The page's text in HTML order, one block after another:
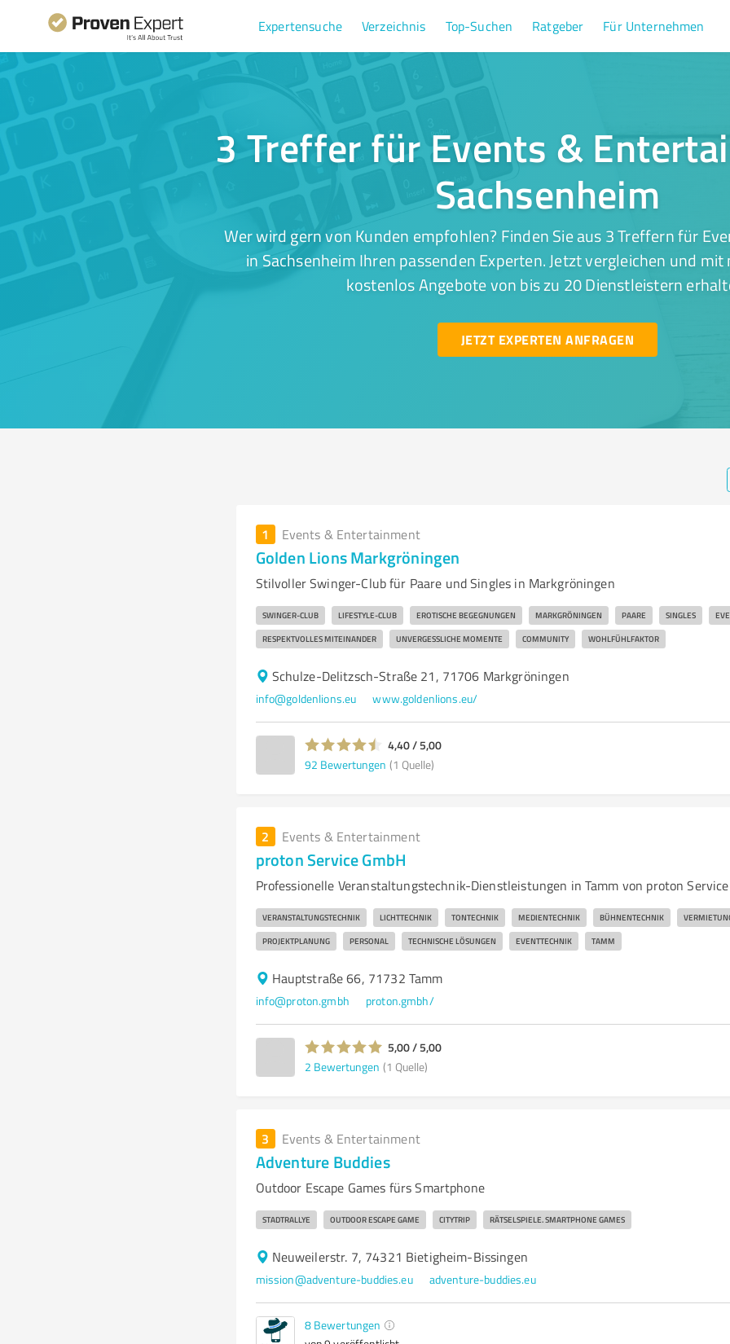
Expertensuche Verzeichnis Top-Suchen Ratgeber Für Unternehmen
3 Treffer für Events &
Sachsenheim
Wer wird gern von Kunden empfohlen? Finden Sie aus 3 Treffern für
in Sachsenheim Ihren passenden Experten. Jetzt vergleichen und
kostenlos Angebote von bis zu 20 Dienstleistern
JETZT EXPERTEN ANFRAGEN
1 Events & Entertainment
Golden Lions Markgröningen
Stilvoller Swinger-Club für Paare und Singles in Markgröningen
SWINGER-CLUB LIFESTYLE-CLUB EROTISCHE BEGEGNUNGEN MARKGRÖNINGEN PAARE SINGLES
RESPEKTVOLLES MITEINANDER UNVERGESSLICHE MOMENTE COMMUNITY WOHLFÜHLFAKTOR
Schulze-Delitzsch-Straße 21, 71706 Markgröningen
info@goldenlions.eu www.goldenlions.eu/
4,40 / 5,00
92 Bewertungen (1 Quelle)
2 Events & Entertainment
proton Service GmbH
Professionelle Veranstaltungstechnik-Dienstleistungen in Tamm von proton Service
VERANSTALTUNGSTECHNIK LICHTTECHNIK TONTECHNIK MEDIENTECHNIK BÜHNENTECHNIK
PROJEKTPLANUNG PERSONAL TECHNISCHE LÖSUNGEN EVENTTECHNIK TAMM
Hauptstraße 66, 71732 Tamm
info@proton.gmbh proton.gmbh/
5,00 / 5,00
2 Bewertungen (1 Quelle)
3 Events & Entertainment
Adventure Buddies
Outdoor Escape Games fürs Smartphone
STADTRALLYE OUTDOOR ESCAPE GAME CITYTRIP RÄTSELSPIELE. SMARTPHONE GAMES
Neuweilerstr. 7, 74321 Bietigheim-Bissingen
mission@adventure-buddies.eu adventure-buddies.eu
8 Bewertungen